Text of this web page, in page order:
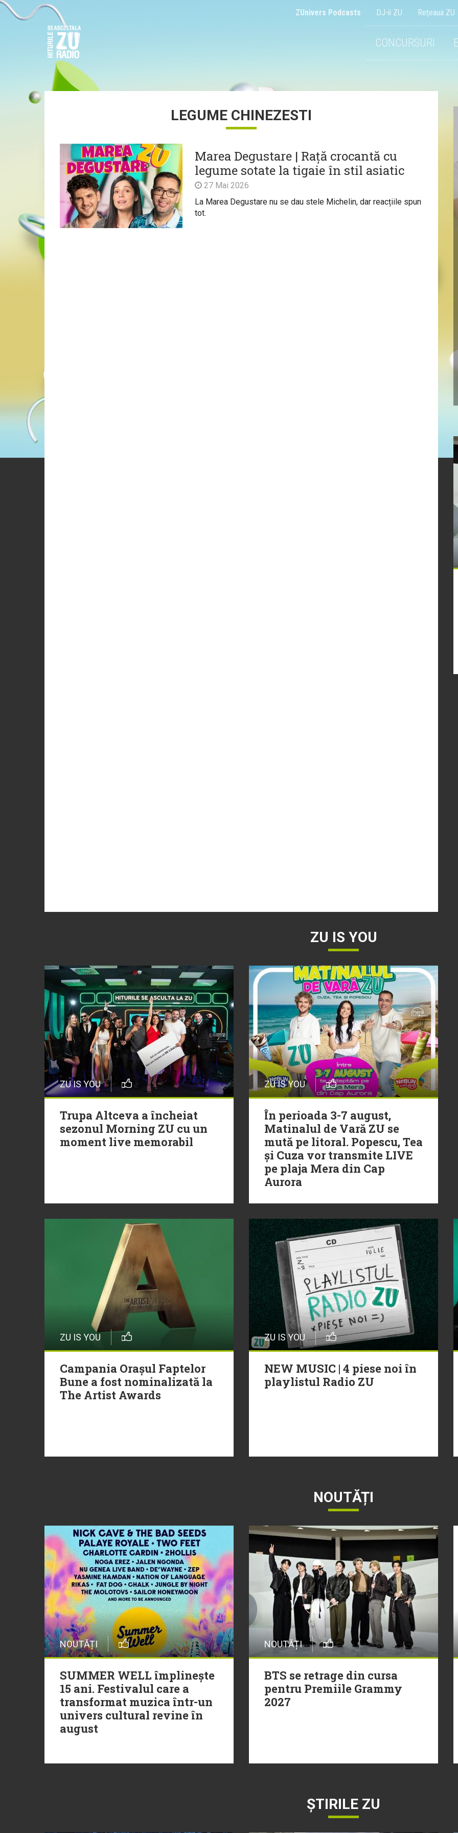
ZUnivers Podcasts DJ-ii ZU Reţeaua ZU
CONCURSURI
LEGUME CHINEZESTI
Marea Degustare | Rață crocantă cu
legume sotate la tigaie în stil asiatic
27 Mai 2026
La Marea Degustare nu se dau stele Michelin, dar reacțiile spun
tot.
ZU IS YOU
ZU IS YOU
Trupa Altceva a încheiat
sezonul Morning ZU cu un
moment live memorabil
ZU IS YOU
În perioada 3-7 august,
Matinalul de Vară ZU se
mută pe litoral. Popescu, Tea
și Cuza vor transmite LIVE
pe plaja Mera din Cap
Aurora
ZU IS YOU
Campania Orașul Faptelor
Bune a fost nominalizată la
The Artist Awards
ZU IS YOU
NEW MUSIC | 4 piese noi în
playlistul Radio ZU
NOUTĂȚI
NOUTĂȚI
SUMMER WELL împlinește
15 ani. Festivalul care a
transformat muzica într-un
univers cultural revine în
august
NOUTĂȚI
BTS se retrage din cursa
pentru Premiile Grammy
2027
ȘTIRILE ZU